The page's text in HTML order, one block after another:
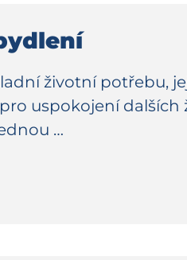
životní potřebu,
uspokojení dalších
…